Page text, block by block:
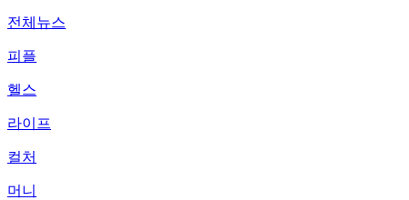
전체뉴스
피플
헬스
라이프
컬처
머니